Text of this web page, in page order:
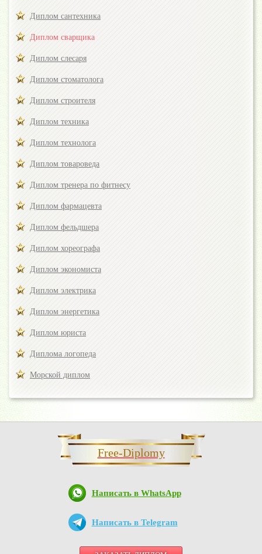
Диплом сантехника
Диплом сварщика
Диплом слесаря
Диплом стоматолога
Диплом строителя
Диплом техника
Диплом технолога
Диплом товароведа
Диплом тренера по фитнесу
Диплом фармацевта
Диплом фельдшера
Диплом хореографа
Диплом экономиста
Диплом электрика
Диплом энергетика
Диплом юриста
Диплома логопеда
Морской диплом
Free-Diplomy
Написать в WhatsApp
Написать в Telegram